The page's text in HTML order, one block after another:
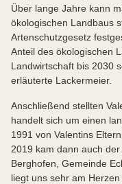
Über lange Jahre kann
ökologischen Landbaus
Artenschutzgesetz
Anteil des ökologischen
Landwirtschaft bis 2030
erläuterte Lackermeier.
Anschließend stellten
handelt sich um einen
1991 von Valentins
2019 kam dann auch
Berghofen, Gemeinde
liegt uns sehr am